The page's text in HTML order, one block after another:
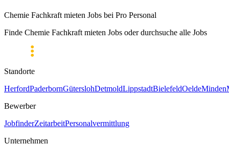
Chemie Fachkraft mieten Jobs bei Pro Personal
Finde Chemie Fachkraft mieten Jobs oder durchsuche alle Jobs
Standorte
HerfordPaderbornGüterslohDetmoldLippstadtBielefeldOeldeMinden
Bewerber
JobfinderZeitarbeitPersonalvermittlung
Unternehmen